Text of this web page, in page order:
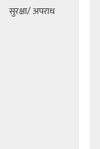
सुरक्षा/ अपराध